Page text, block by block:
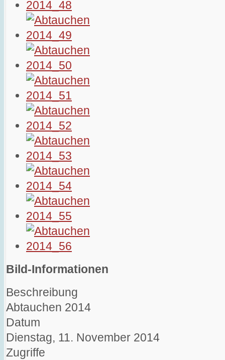
Bild-Informationen
Beschreibung
Abtauchen 2014
Datum
Dienstag, 11. November 2014
Zugriffe